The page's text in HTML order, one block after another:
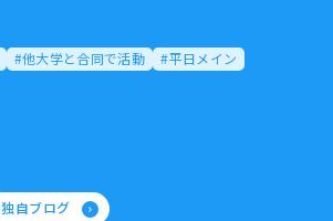
#他大学と合同で活動
#平日メイン
独自ブログ